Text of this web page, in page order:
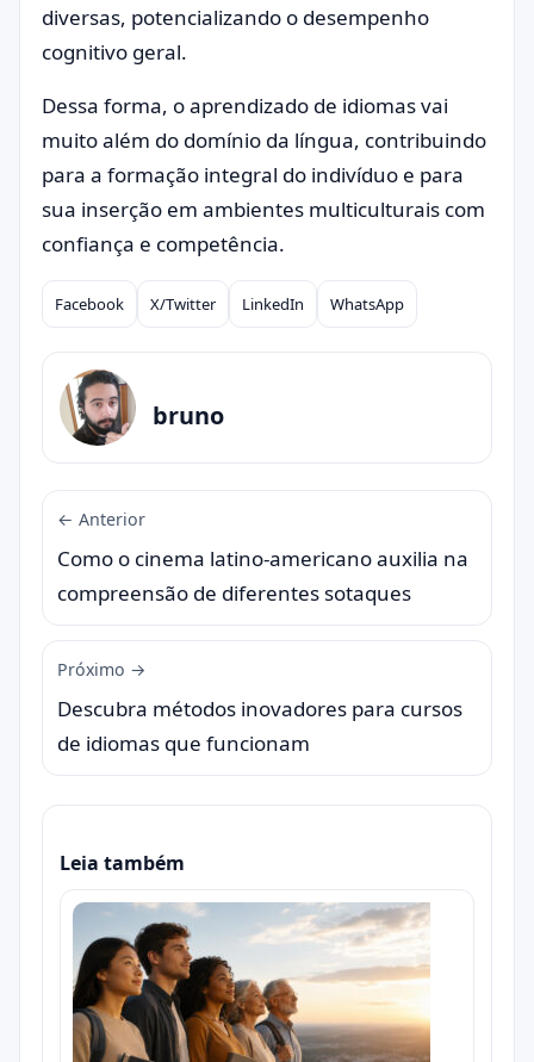
diversas, potencializando o desempenho
cognitivo geral.
Dessa forma, o aprendizado de idiomas vai
muito além do domínio da língua, contribuindo
para a formação integral do indivíduo e para
sua inserção em ambientes multiculturais com
confiança e competência.
Compartilhar
Facebook X/Twitter LinkedIn WhatsApp
bruno
← Anterior
Como o cinema latino-americano auxilia na
compreensão de diferentes sotaques
Próximo →
Descubra métodos inovadores para cursos
de idiomas que funcionam
Leia também